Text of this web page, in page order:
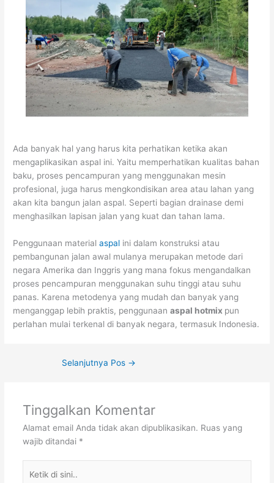
Ada banyak hal yang harus kita perhatikan ketika akan
mengaplikasikan aspal ini. Yaitu memperhatikan kualitas bahan
baku, proses pencampuran yang menggunakan mesin
profesional, juga harus mengkondisikan area atau lahan yang
akan kita bangun jalan aspal. Seperti bagian drainase demi
menghasilkan lapisan jalan yang kuat dan tahan lama.
Penggunaan materialaspal ini dalam konstruksi atau
pembangunan jalan awal mulanya merupakan metode dari
negara Amerika dan Inggris yang mana fokus mengandalkan
proses pencampuran menggunakan suhu tinggi atau suhu
panas. Karena metodenya yang mudah dan banyak yang
menganggap lebih praktis, penggunaanaspal hotmix pun
perlahan mulai terkenal di banyak negara, termasuk Indonesia.
Selanjutnya Pos →
Tinggalkan Komentar
Alamat email Anda tidak akan dipublikasikan. Ruas yang
wajib ditandai *